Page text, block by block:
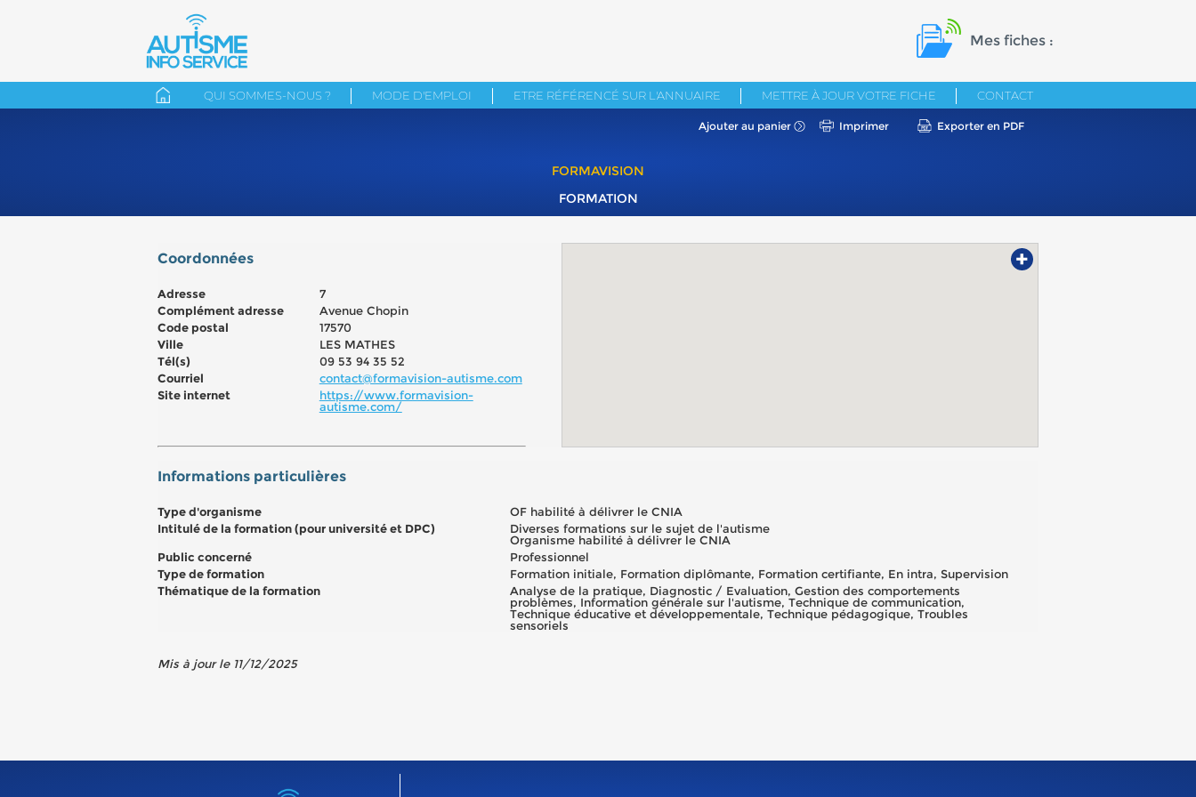
Mes fiches :
QUI SOMMES-NOUS ? MODE D'EMPLOI ETRE RÉFÉRENCÉ SUR L'ANNUAIRE METTRE À JOUR VOTRE FICHE CONTACT
Ajouter au panier Imprimer Exporter en PDF
FORMAVISION
FORMATION
+
Coordonnées
Adresse
7
Complément adresse
Avenue Chopin
Code postal
17570
Ville
LES MATHES
Tél(s)
09 53 94 35 52
Courriel
contact@formavision-autisme.com
Site internet
https://www.formavision-
autisme.com/
Informations particulières
Type d'organisme
OF habilité à délivrer le CNIA
Intitulé de la formation (pour université et DPC)
Diverses formations sur le sujet de l'autisme
Organisme habilité à délivrer le CNIA
Public concerné
Professionnel
Type de formation
Formation initiale, Formation diplômante, Formation certifiante, En intra, Supervision
Thématique de la formation
Analyse de la pratique, Diagnostic / Evaluation, Gestion des comportements
problèmes, Information générale sur l'autisme, Technique de communication,
Technique éducative et développementale, Technique pédagogique, Troubles
sensoriels
Mis à jour le 11/12/2025